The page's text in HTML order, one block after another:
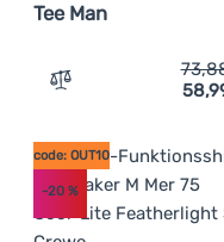
Tee Man
Zum Vergleich
code: OUT10
-20 %